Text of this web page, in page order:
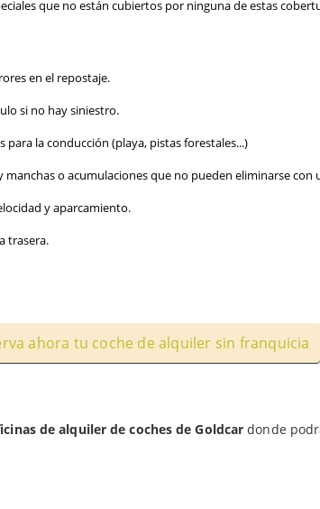
que no están cubiertos por ninguna de estas
en el repostaje.
si no hay siniestro.
para la conducción (playa, pistas forestales...)
manchas o acumulaciones que no pueden eliminarse con
y aparcamiento.
trasera.
ahora tu coche de alquiler sin franquicia
de alquiler de coches de Goldcar donde